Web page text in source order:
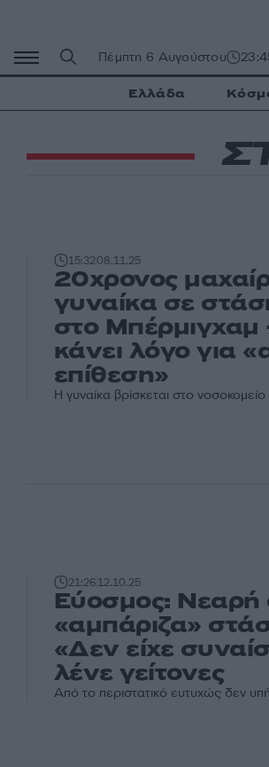
περιεχόμενο
Πέμπτη 6 Αυγούστου
Ελλάδα
15:3208.11.25
20χρονος
γυναίκα σε
στο Μπέρμιγχαμ
κάνει λόγο για
επίθεση»
Η γυναίκα βρίσκεται στο
21:2612.10.25
Εύοσμος: Νεαρή
«αμπάριζα»
«Δεν είχε
λένε γείτονες
Από το περιστατικό ευτυχώς δεν